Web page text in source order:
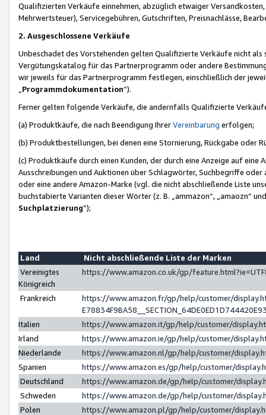
Qualifizierten Verkäufe einnehmen, abzüglich etwaiger
Mehrwertsteuer), Servicegebühren, Gutschriften, Preisnachlässe,
2. Ausgeschlossene Verkäufe
Unbeschadet des Vorstehenden gelten Qualifizierte Verkäufe nicht
Vergütungskatalog für das Partnerprogramm oder andere
wir jeweils für das Partnerprogramm festlegen, einschließlich der
Programmdokumentation“).
Ferner gelten folgende Verkäufe, die andernfalls Qualifizierte
(a) Produktkäufe, die nach Beendigung IhrerVereinbarung erfolgen;
(b) Produktbestellungen, bei denen eine Stornierung, Rückgabe oder
(c) Produktkäufe durch einen Kunden, der durch eine Anzeige auf
Ausschreibungen und Auktionen über Schlagwörter, Suchbegriffe
oder eine andere Amazon-Marke (vgl. die nicht abschließende Liste
buchstabierte Varianten dieser Wörter (z. B. „ammazon“, „amaozn“
Suchplatzierung”);
Land
Nicht abschließende Liste der Marken
Vereinigtes
Königreich
https://www.amazon.co.uk/gp/
Frankreich
https://www.amazon.fr/gp/help/customer/
Italien
https://www.amazon.it/gp/help/customer/
Irland
https://www.amazon.ie/gp/help/customer/
Niederlande
https://www.amazon.nl/gp/help/customer/
Spanien
https://www.amazon.es/gp/help/customer/
Deutschland
https://www.amazon.de/gp/help/customer/
Schweden
https://www.amazon.de/gp/help/customer/
Polen
https://www.amazon.pl/gp/help/customer/